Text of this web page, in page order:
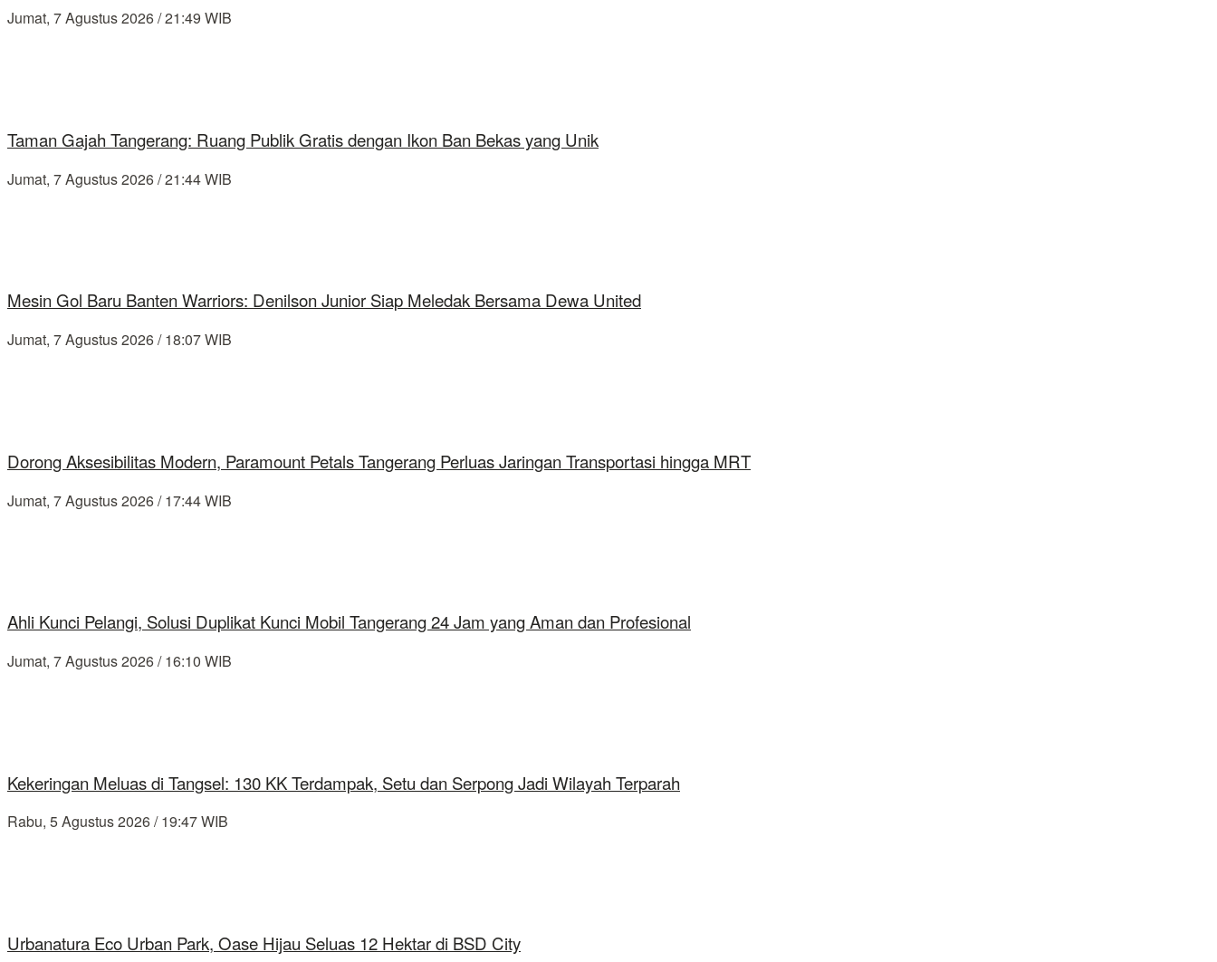
Jumat, 7 Agustus 2026 / 21:49 WIB
Taman Gajah Tangerang: Ruang Publik Gratis dengan Ikon Ban Bekas yang Unik
Jumat, 7 Agustus 2026 / 21:44 WIB
Mesin Gol Baru Banten Warriors: Denilson Junior Siap Meledak Bersama Dewa United
Jumat, 7 Agustus 2026 / 18:07 WIB
Dorong Aksesibilitas Modern, Paramount Petals Tangerang Perluas Jaringan Transportasi hingga MRT
Jumat, 7 Agustus 2026 / 17:44 WIB
Ahli Kunci Pelangi, Solusi Duplikat Kunci Mobil Tangerang 24 Jam yang Aman dan Profesional
Jumat, 7 Agustus 2026 / 16:10 WIB
Kekeringan Meluas di Tangsel: 130 KK Terdampak, Setu dan Serpong Jadi Wilayah Terparah
Rabu, 5 Agustus 2026 / 19:47 WIB
Urbanatura Eco Urban Park, Oase Hijau Seluas 12 Hektar di BSD City